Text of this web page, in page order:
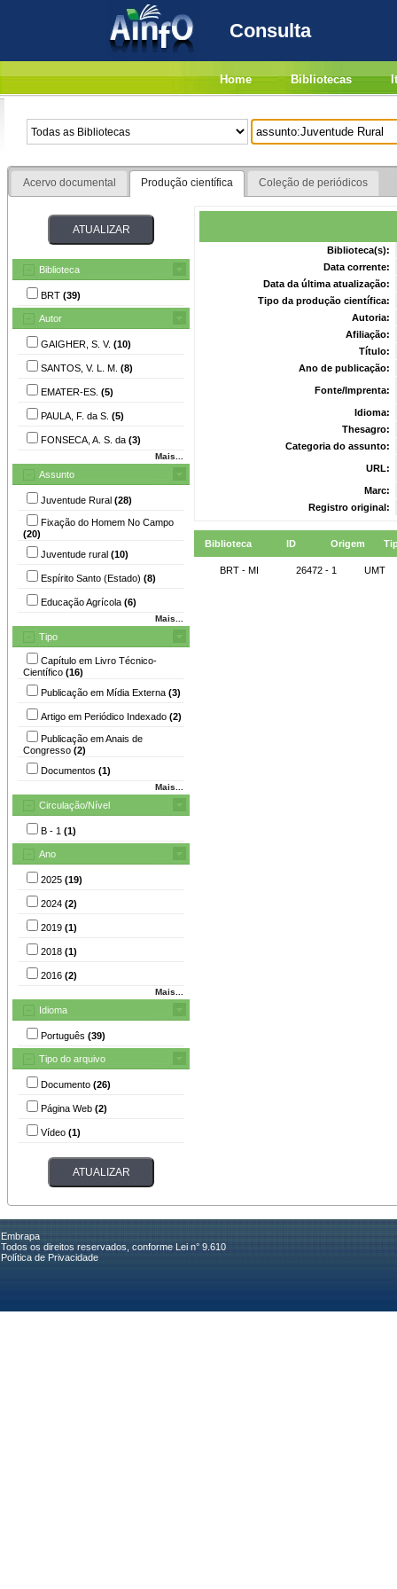
Consulta
Home Bibliotecas
Acervo documental Produção científica Coleção de periódicos
Biblioteca
BRT (39)
Autor
GAIGHER, S. V. (10)
SANTOS, V. L. M. (8)
EMATER-ES. (5)
PAULA, F. da S. (5)
FONSECA, A. S. da (3)
Mais...
Assunto
Juventude Rural (28)
Fixação do Homem No Campo
(20)
Juventude rural (10)
Espírito Santo (Estado) (8)
Educação Agrícola (6)
Mais...
Tipo
Capítulo em Livro Técnico-
Científico (16)
Publicação em Mídia Externa (3)
Artigo em Periódico Indexado (2)
Publicação em Anais de
Congresso (2)
Documentos (1)
Mais...
Circulação/Nível
B - 1 (1)
Ano
2025 (19)
2024 (2)
2019 (1)
2018 (1)
2016 (2)
Mais...
Idioma
Português (39)
Tipo do arquivo
Documento (26)
Página Web (2)
Vídeo (1)
Biblioteca(s):
Data corrente:
Data da última atualização:
Tipo da produção científica:
Autoria:
Afiliação:
Título:
Ano de publicação:
Fonte/Imprenta:
Idioma:
Thesagro:
Categoria do assunto:
URL:
Marc:
Registro original:
Biblioteca ID Origem
BRT - MI 26472 - 1 UMT
Embrapa
Todos os direitos reservados, conforme Lei n° 9.610
Política de Privacidade